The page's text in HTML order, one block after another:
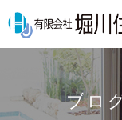
ブロ